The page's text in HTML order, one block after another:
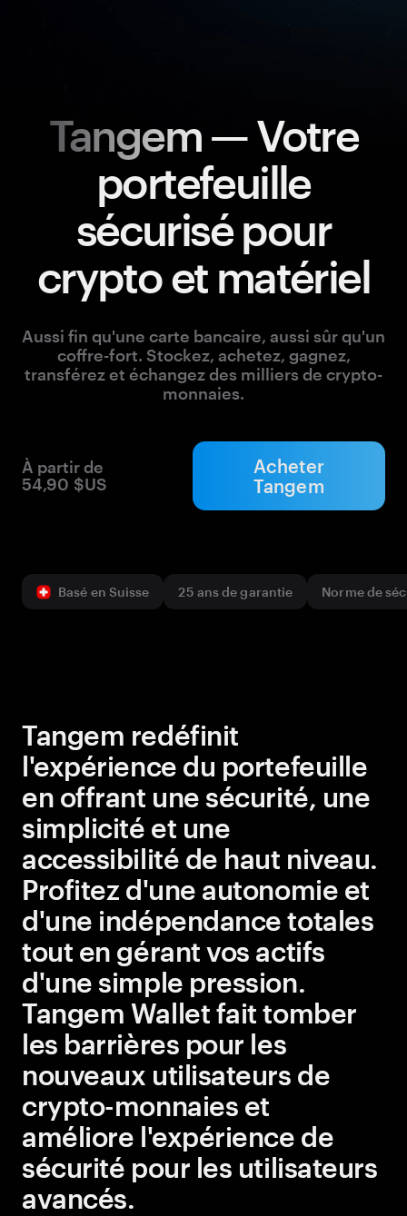
Tangem— Votre
portefeuille
sécurisé pour
crypto et matériel
Aussi fin qu'une carte bancaire, aussi sûr qu'un
coffre-fort. Stockez, achetez, gagnez,
transférez et échangez des milliers de crypto-
monnaies.
À partir de
54,90 $US
Acheter
Tangem
Basé en Suisse 25 ans de garantie Norme de
Tangem redéfinit
l'expérience du portefeuille
en offrant une sécurité, une
simplicité et une
accessibilité de haut niveau.
Profitez d'une autonomie et
d'une indépendance totales
tout en gérant vos actifs
d'une simple pression.
Tangem Wallet fait tomber
les barrières pour les
nouveaux utilisateurs de
crypto-monnaies et
améliore l'expérience de
sécurité pour les utilisateurs
avancés.
Tangem redéfinit
l'expérience du portefeuille
en offrant une sécurité, une
simplicité et une
accessibilité de haut niveau.
Profitez d'une autonomie et
d'une indépendance totales
tout en gérant vos actifs
d'une simple pression.
Tangem Wallet fait tomber
les barrières pour les
nouveaux utilisateurs de
crypto-monnaies et
améliore l'expérience de
sécurité pour les utilisateurs
avancés.